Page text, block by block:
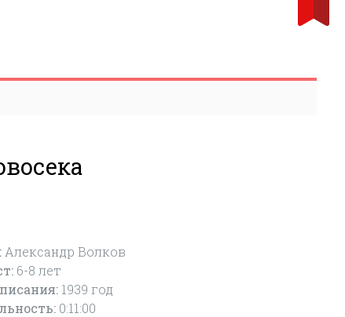
Александр Волков
6-8 лет
1939 год
0:11:00